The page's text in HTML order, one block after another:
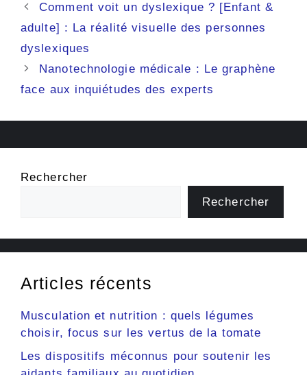
Comment voit un dyslexique ? [Enfant &
adulte] : La réalité visuelle des personnes
dyslexiques
Nanotechnologie médicale : Le graphène
face aux inquiétudes des experts
Rechercher
Rechercher
Articles récents
Musculation et nutrition : quels légumes
choisir, focus sur les vertus de la tomate
Les dispositifs méconnus pour soutenir les